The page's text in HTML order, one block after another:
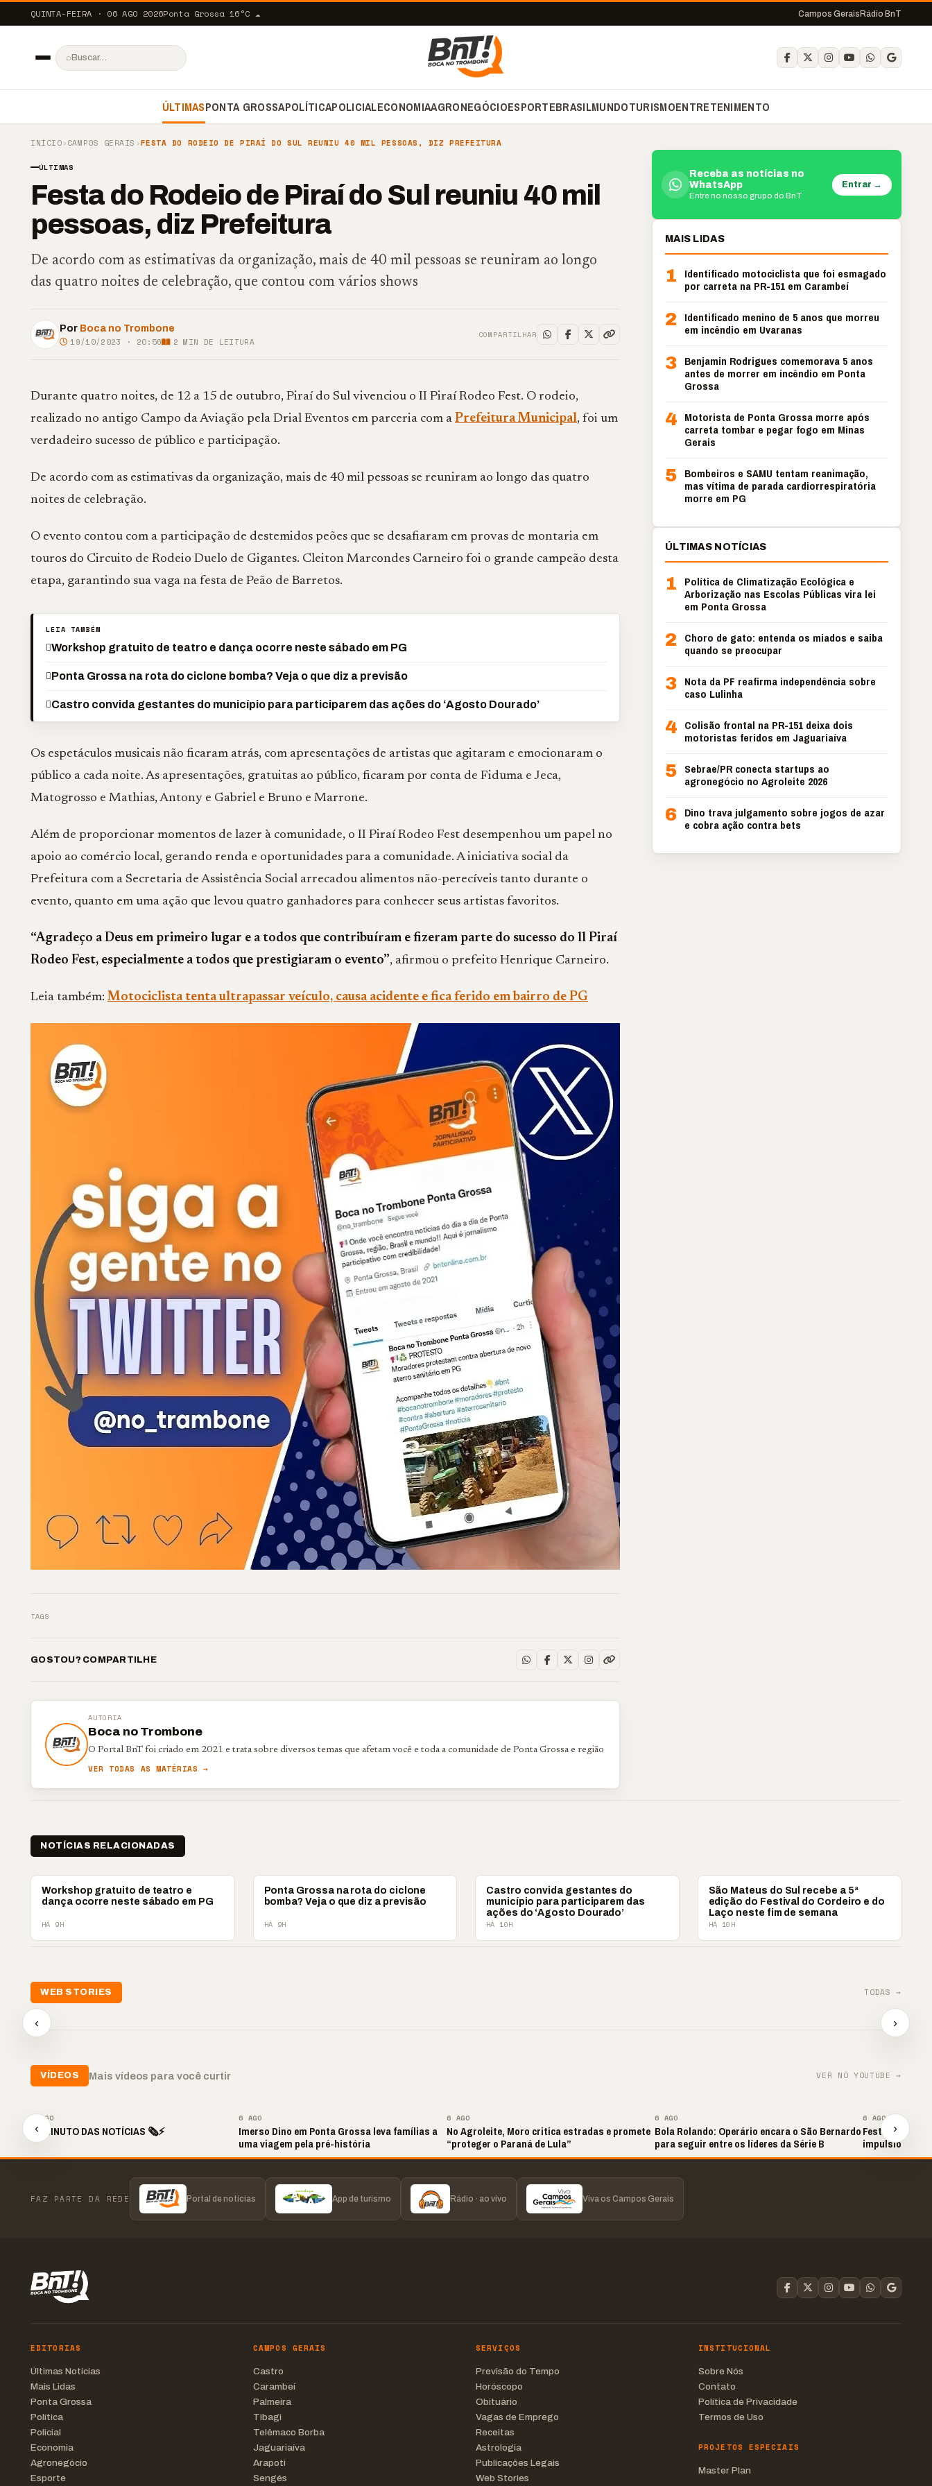
QUINTA-FEIRA · 06 AGO 2026Ponta Grossa16°C ☁️ Campos Gerais Rádio BnT
⌕
ÚLTIMASPONTA GROSSAPOLÍTICAPOLICIALECONOMIAAGRONEGÓCIOESPORTEBRASILMUNDOTURISMOENTRETENIMENTO
INÍCIO›CAMPOS GERAIS ›FESTA DO RODEIO DE PIRAÍ DO SUL REUNIU 40 MIL PESSOAS, DIZ PREFEITURA
ÚLTIMAS
Festa do Rodeio de Piraí do Sul reuniu 40 mil
pessoas, diz Prefeitura
De acordo com as estimativas da organização, mais de 40 mil pessoas se reuniram ao longo
das quatro noites de celebração, que contou com vários shows
Por Boca no Trombone
19/10/2023 · 20:56 2 MIN DE LEITURA
COMPARTILHAR
Durante quatro noites, de 12 a 15 de outubro, Piraí do Sul vivenciou o II Piraí Rodeo Fest. O rodeio,
realizado no antigo Campo da Aviação pela Drial Eventos em parceria com a Prefeitura Municipal, foi um
verdadeiro sucesso de público e participação.
De acordo com as estimativas da organização, mais de 40 mil pessoas se reuniram ao longo das quatro
noites de celebração.
O evento contou com a participação de destemidos peões que se desafiaram em provas de montaria em
touros do Circuito de Rodeio Duelo de Gigantes. Cleiton Marcondes Carneiro foi o grande campeão desta
etapa, garantindo sua vaga na festa de Peão de Barretos.
LEIA TAMBÉM
Workshop gratuito de teatro e dança ocorre neste sábado em PG
Ponta Grossa na rota do ciclone bomba? Veja o que diz a previsão
Castro convida gestantes do município para participarem das ações do ‘Agosto Dourado’
Os espetáculos musicais não ficaram atrás, com apresentações de artistas que agitaram e emocionaram o
público a cada noite. As apresentações, gratuitas ao público, ficaram por conta de Fiduma e Jeca,
Matogrosso e Mathias, Antony e Gabriel e Bruno e Marrone.
Além de proporcionar momentos de lazer à comunidade, o II Piraí Rodeo Fest desempenhou um papel no
apoio ao comércio local, gerando renda e oportunidades para a comunidade. A iniciativa social da
Prefeitura com a Secretaria de Assistência Social arrecadou alimentos não-perecíveis tanto durante o
evento, quanto em uma ação que levou quatro ganhadores para conhecer seus artistas favoritos.
“Agradeço a Deus em primeiro lugar e a todos que contribuíram e fizeram parte do sucesso do ll Piraí
Rodeo Fest, especialmente a todos que prestigiaram o evento”, afirmou o prefeito Henrique Carneiro.
Leia também: Motociclista tenta ultrapassar veículo, causa acidente e fica ferido em bairro de PG
TAGS
GOSTOU? COMPARTILHE
AUTORIA
Boca no Trombone
O Portal BnT foi criado em 2021 e trata sobre diversos temas que afetam você e toda a comunidade de Ponta Grossa e região
VER TODAS AS MATÉRIAS →
Receba as notícias no
WhatsApp
Entre no nosso grupo do BnT
Entrar →
MAIS LIDAS
1
Identificado motociclista que foi esmagado
por carreta na PR-151 em Carambeí
2
Identificado menino de 5 anos que morreu
em incêndio em Uvaranas
3 Benjamin Rodrigues comemorava 5 anos
antes de morrer em incêndio em Ponta
Grossa
4 Motorista de Ponta Grossa morre após
carreta tombar e pegar fogo em Minas
Gerais
5 Bombeiros e SAMU tentam reanimação,
mas vítima de parada cardiorrespiratória
morre em PG
ÚLTIMAS NOTÍCIAS
1
Política de Climatização Ecológica e
Arborização nas Escolas Públicas vira lei
em Ponta Grossa
2
Choro de gato: entenda os miados e saiba
quando se preocupar
3 Nota da PF reafirma independência sobre
caso Lulinha
4 Colisão frontal na PR-151 deixa dois
motoristas feridos em Jaguariaíva
5 Sebrae/PR conecta startups ao
agronegócio no Agroleite 2026
6 Dino trava julgamento sobre jogos de azar
e cobra ação contra bets
NOTÍCIAS RELACIONADAS
PONTA GROSSA
Workshop gratuito de teatro e
dança ocorre neste sábado em PG
HÁ 9H
PONTA GROSSA
Ponta Grossa na rota do ciclone
bomba? Veja o que diz a previsão
HÁ 9H
CAMPOS GERAIS
Castro convida gestantes do
município para participarem das
ações do ‘Agosto Dourado’
HÁ 10H
CAMPOS GERAIS
São Mateus do Sul recebe a 5ª
edição do Festival do Cordeiro e do
Laço neste fim de semana
HÁ 10H
WEB STORIES TODAS →
‹
🛍️ Atendimento ainda é
o diferencial nas vendas
e
›
VÍDEOS Mais vídeos para você curtir VER NO YOUTUBE →
‹
6 AGO
🚨 MINUTO DAS NOTÍCIAS 🗞️⚡
6 AGO
Imerso Dino em Ponta Grossa leva famílias a
uma viagem pela pré-história
6 AGO
No Agroleite, Moro critica estradas e promete
“proteger o Paraná de Lula”
6 AGO
Bola Rolando: Operário encara o São Bernardo
para seguir entre os líderes da Série B
6 AGO
Festival
impulsiona
›
FAZ PARTE DA REDE Portal de notícias App de turismo Rádio · ao vivo Viva os Campos Gerais
EDITORIAS
Últimas Notícias
Mais Lidas
Ponta Grossa
Política
Policial
Economia
Agronegócio
Esporte
CAMPOS GERAIS
Castro
Carambeí
Palmeira
Tibagi
Telêmaco Borba
Jaguariaíva
Arapoti
Sengés
SERVIÇOS
Previsão do Tempo
Horóscopo
Obituário
Vagas de Emprego
Receitas
Astrologia
Publicações Legais
Web Stories
INSTITUCIONAL
Sobre Nós
Contato
Política de Privacidade
Termos de Uso
PROJETOS ESPECIAIS
Master Plan